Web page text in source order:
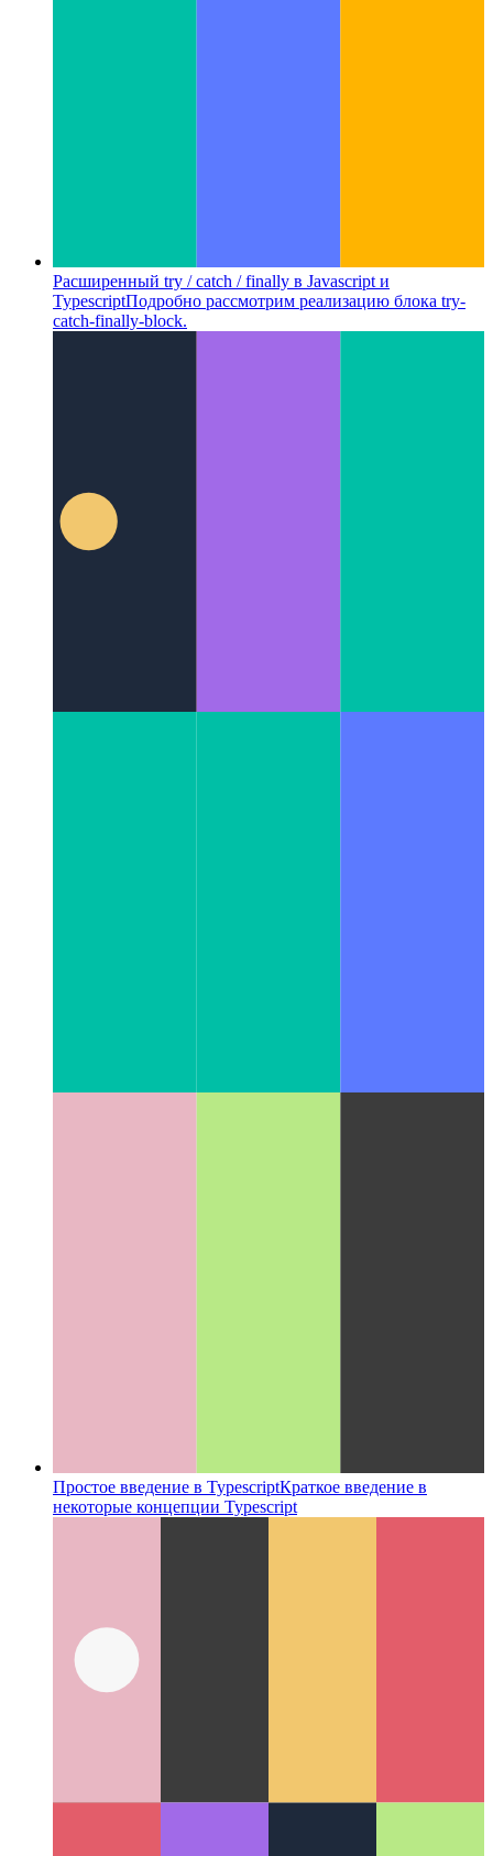
некоторые концепции Typescript